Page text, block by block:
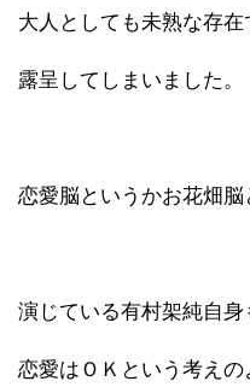
大人としても未熟な存
露呈してしまいました。
恋愛脳というかお花畑脳
演じている有村架純自
恋愛はＯＫという考えの